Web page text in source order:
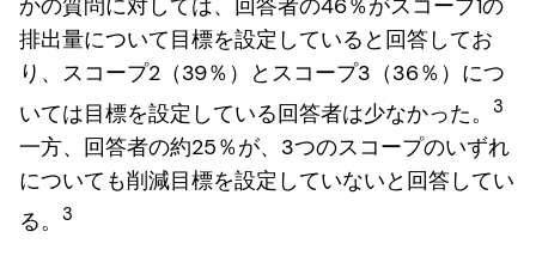
かの質問に対しては、回答者の46％がスコープ1の
排出量について目標を設定していると回答してお
り、スコープ2（39％）とスコープ3（36％）につ
いては目標を設定している回答者は少なかった。 3
一方、回答者の約25％が、3つのスコープのいずれ
についても削減目標を設定していないと回答してい
る。 3